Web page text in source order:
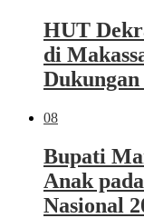
HUT
di
08
Bupati
Anak
Nasional